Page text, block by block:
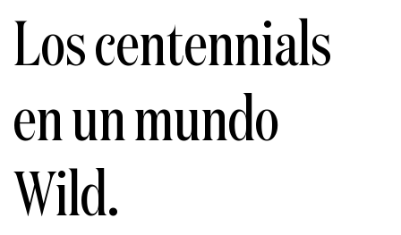
Los centennials
en un mundo
Wild.